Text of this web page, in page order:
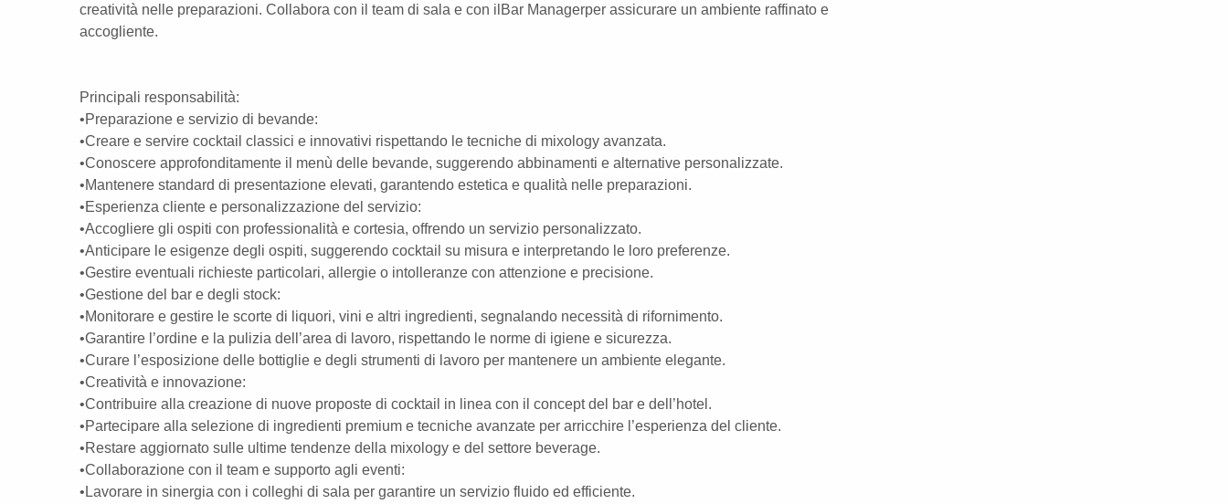
creatività nelle preparazioni. Collabora con il team di sala e con ilBar Managerper assicurare un ambiente raffinato e
accogliente.
Principali responsabilità:
•Preparazione e servizio di bevande:
•Creare e servire cocktail classici e innovativi rispettando le tecniche di mixology avanzata.
•Conoscere approfonditamente il menù delle bevande, suggerendo abbinamenti e alternative personalizzate.
•Mantenere standard di presentazione elevati, garantendo estetica e qualità nelle preparazioni.
•Esperienza cliente e personalizzazione del servizio:
•Accogliere gli ospiti con professionalità e cortesia, offrendo un servizio personalizzato.
•Anticipare le esigenze degli ospiti, suggerendo cocktail su misura e interpretando le loro preferenze.
•Gestire eventuali richieste particolari, allergie o intolleranze con attenzione e precisione.
•Gestione del bar e degli stock:
•Monitorare e gestire le scorte di liquori, vini e altri ingredienti, segnalando necessità di rifornimento.
•Garantire l’ordine e la pulizia dell’area di lavoro, rispettando le norme di igiene e sicurezza.
•Curare l’esposizione delle bottiglie e degli strumenti di lavoro per mantenere un ambiente elegante.
•Creatività e innovazione:
•Contribuire alla creazione di nuove proposte di cocktail in linea con il concept del bar e dell’hotel.
•Partecipare alla selezione di ingredienti premium e tecniche avanzate per arricchire l’esperienza del cliente.
•Restare aggiornato sulle ultime tendenze della mixology e del settore beverage.
•Collaborazione con il team e supporto agli eventi:
•Lavorare in sinergia con i colleghi di sala per garantire un servizio fluido ed efficiente.